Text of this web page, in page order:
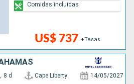
US$ 737 +Tasas
Comidas incluidas
8 d Cape Liberty 14/05/2027